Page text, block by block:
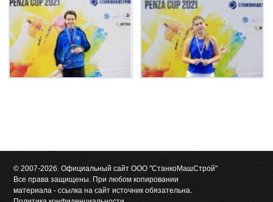
© 2007-2026. Официальный сайт ООО "СтанкоМашСтрой"
Все права защищены. При любом копировании
материала - ссылка на сайт источник обязательна.